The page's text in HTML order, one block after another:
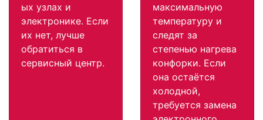
ых узлах и
электронике. Если
их нет, лучше
обратиться в
сервисный центр.
максимальную
температуру и
следят за
степенью нагрева
конфорки. Если
она остаётся
холодной,
требуется замена